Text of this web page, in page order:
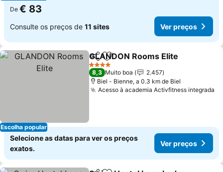
De € 83
Consulte os preços de 11 sites Ver preços
Escolha popular
PartilharAdicionar aos favoritos
GLANDON Rooms Elite
4 Estrelas
8,3 Muito boa
2.457
Biel - Bienne, a 0.3 km de Biel
Acesso à academia Activfitness integrada
Selecione as datas para ver os preços
exatos.
Ver preços